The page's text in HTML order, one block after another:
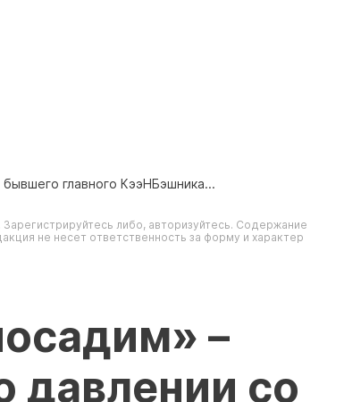
главного КээНБэшника...
либо, авторизуйтесь. Содержание
не несет ответственность за форму и характер
–
давлении со